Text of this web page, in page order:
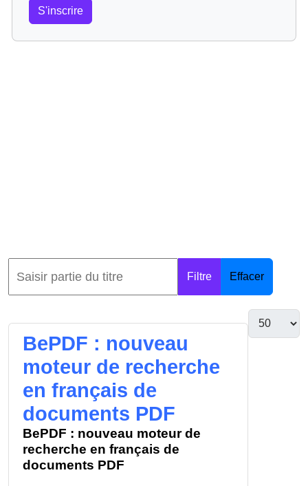
S'inscrire
Filtre Effacer
BePDF : nouveau
moteur de recherche
en français de
documents PDF
BePDF : nouveau moteur de
recherche en français de
documents PDF